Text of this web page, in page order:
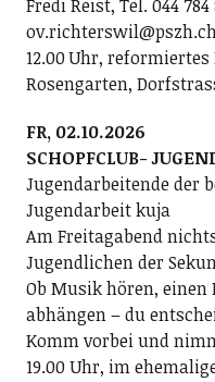
Fredi Reist, Tel. 044
12.00 Uhr,
Rosengarten,
FR, 02.10.2026
SCHOPFCLUB-
Jugendarbeitende der
Jugendarbeit kuja
Am Freitagabend
Jugendlichen der
Ob Musik hören,
abhängen – du
Komm vorbei und
19.00 Uhr, im